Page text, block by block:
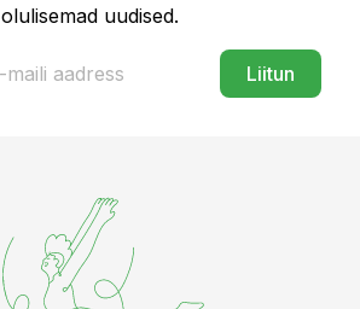
olulisemad uudised.
Liitun